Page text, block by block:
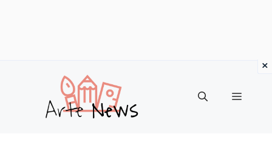
contenuto
Menu
×